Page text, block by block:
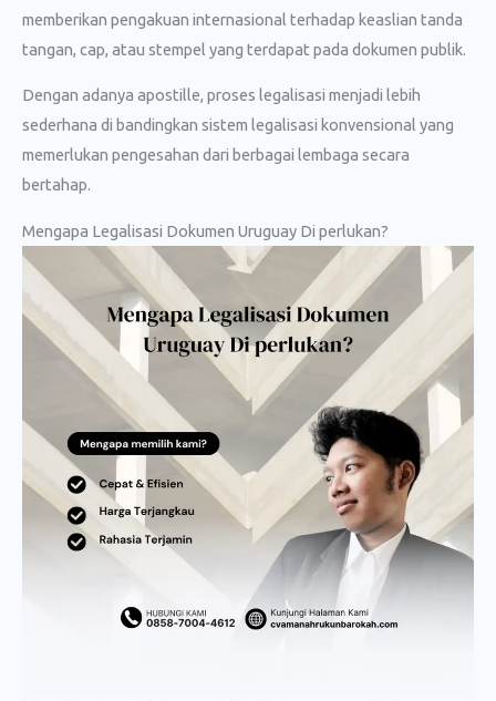
memberikan pengakuan internasional terhadap keaslian tanda
tangan, cap, atau stempel yang terdapat pada dokumen publik.
Dengan adanya apostille, proses legalisasi menjadi lebih
sederhana di bandingkan sistem legalisasi konvensional yang
memerlukan pengesahan dari berbagai lembaga secara
bertahap.
Mengapa Legalisasi Dokumen Uruguay Di perlukan?